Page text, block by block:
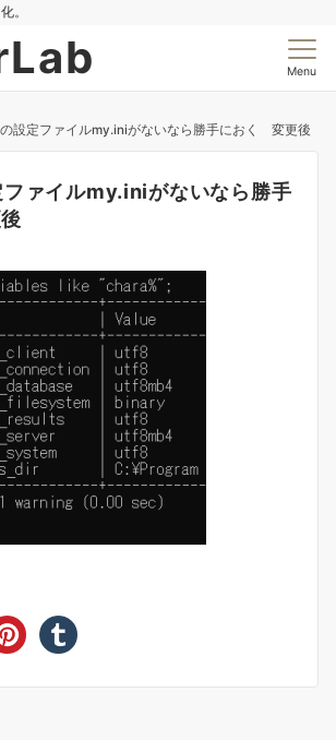
。
Menu
設定ファイルmy.iniがないなら勝手におく 変更後
ァイルmy.iniがないなら勝手